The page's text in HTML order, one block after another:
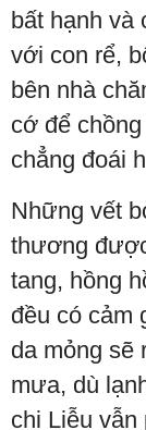
bất hạnh và
với con rể,
bên nhà
cớ để
chẳng đoái
Những vết
thương
tang, hồng
đều có cảm
da mỏng sẽ
mưa, dù
chị Liễu